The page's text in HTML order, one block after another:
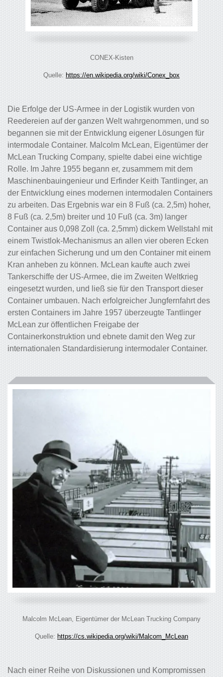
CONEX-Kisten
Quelle: https://en.wikipedia.org/wiki/Conex_box
Die Erfolge der US-Armee in der Logistik wurden von
Reedereien auf der ganzen Welt wahrgenommen, und so
begannen sie mit der Entwicklung eigener Lösungen für
intermodale Container. Malcolm McLean, Eigentümer der
McLean Trucking Company, spielte dabei eine wichtige
Rolle. Im Jahre 1955 begann er, zusammem mit dem
Maschinenbauingenieur und Erfinder Keith Tantlinger, an
der Entwicklung eines modernen intermodalen Containers
zu arbeiten. Das Ergebnis war ein 8 Fuß (ca. 2,5m) hoher,
8 Fuß (ca. 2,5m) breiter und 10 Fuß (ca. 3m) langer
Container aus 0,098 Zoll (ca. 2,5mm) dickem Wellstahl mit
einem Twistlok-Mechanismus an allen vier oberen Ecken
zur einfachen Sicherung und um den Container mit einem
Kran anheben zu können. McLean kaufte auch zwei
Tankerschiffe der US-Armee, die im Zweiten Weltkrieg
eingesetzt wurden, und ließ sie für den Transport dieser
Container umbauen. Nach erfolgreicher Jungfernfahrt des
ersten Containers im Jahre 1957 überzeugte Tantlinger
McLean zur öffentlichen Freigabe der
Containerkonstruktion und ebnete damit den Weg zur
internationalen Standardisierung intermodaler Container.
Malcolm McLean, Eigentümer der McLean Trucking Company
Quelle: https://cs.wikipedia.org/wiki/Malcom_McLean
Nach einer Reihe von Diskussionen und Kompromissen